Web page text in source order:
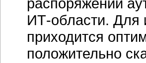
ИТ-области. Для
приходится
положительно